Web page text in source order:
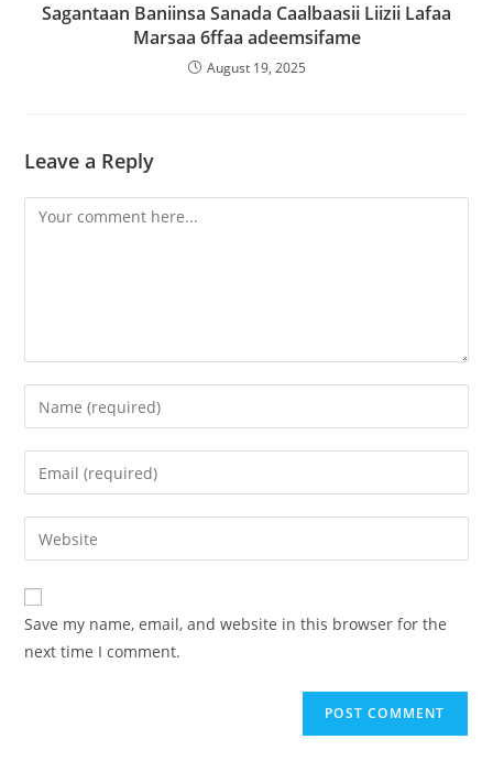
Sagantaan Baniinsa Sanada Caalbaasii Liizii Lafaa
Marsaa 6ffaa adeemsifame
August 19, 2025
Leave a Reply
Save my name, email, and website in this browser for the
next time I comment.